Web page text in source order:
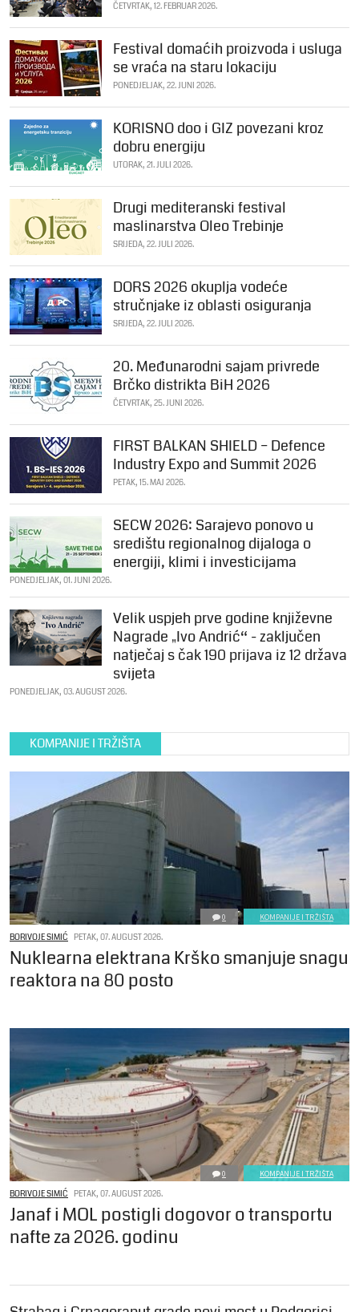
ČETVRTAK, 12. FEBRUAR 2026.
Festival domaćih proizvoda i usluga
se vraća na staru lokaciju
PONEDJELJAK, 22. JUNI 2026.
KORISNO doo i GIZ povezani kroz
dobru energiju
UTORAK, 21. JULI 2026.
Drugi mediteranski festival
maslinarstva Oleo Trebinje
SRIJEDA, 22. JULI 2026.
DORS 2026 okuplja vodeće
stručnjake iz oblasti osiguranja
SRIJEDA, 22. JULI 2026.
20. Međunarodni sajam privrede
Brčko distrikta BiH 2026
ČETVRTAK, 25. JUNI 2026.
FIRST BALKAN SHIELD – Defence
Industry Expo and Summit 2026
PETAK, 15. MAJ 2026.
SECW 2026: Sarajevo ponovo u
središtu regionalnog dijaloga o
energiji, klimi i investicijama
PONEDJELJAK, 01. JUNI 2026.
Velik uspjeh prve godine književne
Nagrade „Ivo Andrić“ - zaključen
natječaj s čak 190 prijava iz 12 država
svijeta
PONEDJELJAK, 03. AUGUST 2026.
KOMPANIJE I TRŽIŠTA
0 KOMPANIJE I TRŽIŠTA
BORIVOJE SIMIĆ PETAK, 07. AUGUST 2026.
Nuklearna elektrana Krško smanjuje snagu
reaktora na 80 posto
0 KOMPANIJE I TRŽIŠTA
BORIVOJE SIMIĆ PETAK, 07. AUGUST 2026.
Janaf i MOL postigli dogovor o transportu
nafte za 2026. godinu